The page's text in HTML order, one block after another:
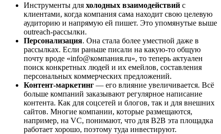
Инструменты для холодных взаимодействий с
клиентами, когда компания сама находит свою целевую
аудиторию и напрямую ей пишет. Это упомянутые выше
outreach-рассылки.
Персонализация. Она стала более уместной даже в
рассылках. Если раньше писали на какую-то общую
почту вроде «info@компания.ru», то теперь актуален
поиск конкретных людей и их емейлов, составления
персональных коммерческих предложений.
Контент-маркетинг — его влияние увеличивается. Всё
больше компаний заказывают регулярное написание
контента. Как для соцсетей и блогов, так и для внешних
сайтов. Многие компании, которые размещаются,
например, на VC, понимают, что для B2B эта площадка
работает хорошо, поэтому туда инвестируют.